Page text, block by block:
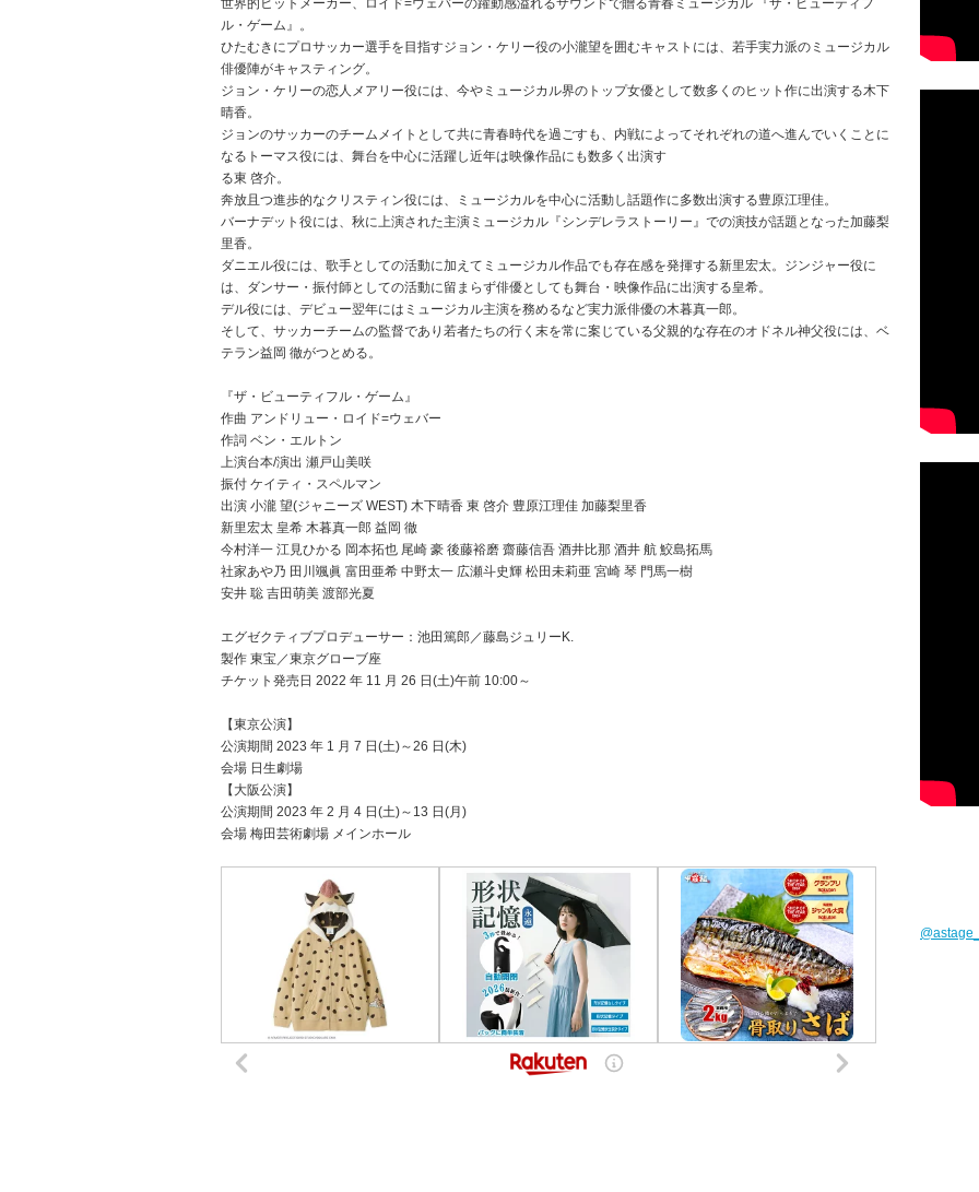
世界的ヒットメーカー、ロイド=ウェバーの躍動感溢れるサウンドで贈る青春ミュージカル 『ザ・ビューティフ
ル・ゲーム』。
ひたむきにプロサッカー選手を目指すジョン・ケリー役の小瀧望を囲むキャストには、若手実力派のミュージカル
俳優陣がキャスティング。
ジョン・ケリーの恋人メアリー役には、今やミュージカル界のトップ女優として数多くのヒット作に出演する木下
晴香。
ジョンのサッカーのチームメイトとして共に青春時代を過ごすも、内戦によってそれぞれの道へ進んでいくことに
なるトーマス役には、舞台を中心に活躍し近年は映像作品にも数多く出演す
る東 啓介。
奔放且つ進歩的なクリスティン役には、ミュージカルを中心に活動し話題作に多数出演する豊原江理佳。
バーナデット役には、秋に上演された主演ミュージカル『シンデレラストーリー』での演技が話題となった加藤梨
里香。
ダニエル役には、歌手としての活動に加えてミュージカル作品でも存在感を発揮する新里宏太。ジンジャー役に
は、ダンサー・振付師としての活動に留まらず俳優としても舞台・映像作品に出演する皇希。
デル役には、デビュー翌年にはミュージカル主演を務めるなど実力派俳優の木暮真一郎。
そして、サッカーチームの監督であり若者たちの行く末を常に案じている父親的な存在のオドネル神父役には、ベ
テラン益岡 徹がつとめる。
『ザ・ビューティフル・ゲーム』
作曲 アンドリュー・ロイド=ウェバー
作詞 ベン・エルトン
上演台本/演出 瀬戸山美咲
振付 ケイティ・スペルマン
出演 小瀧 望(ジャニーズ WEST) 木下晴香 東 啓介 豊原江理佳 加藤梨里香
新里宏太 皇希 木暮真一郎 益岡 徹
今村洋一 江見ひかる 岡本拓也 尾崎 豪 後藤裕磨 齋藤信吾 酒井比那 酒井 航 鮫島拓馬
社家あや乃 田川颯眞 富田亜希 中野太一 広瀬斗史輝 松田未莉亜 宮崎 琴 門馬一樹
安井 聡 吉田萌美 渡部光夏
エグゼクティブプロデューサー：池田篤郎／藤島ジュリーK.
製作 東宝／東京グローブ座
チケット発売日 2022 年 11 月 26 日(土)午前 10:00～
【東京公演】
公演期間 2023 年 1 月 7 日(土)～26 日(木)
会場 日生劇場
【大阪公演】
公演期間 2023 年 2 月 4 日(土)～13 日(月)
会場 梅田芸術劇場 メインホール